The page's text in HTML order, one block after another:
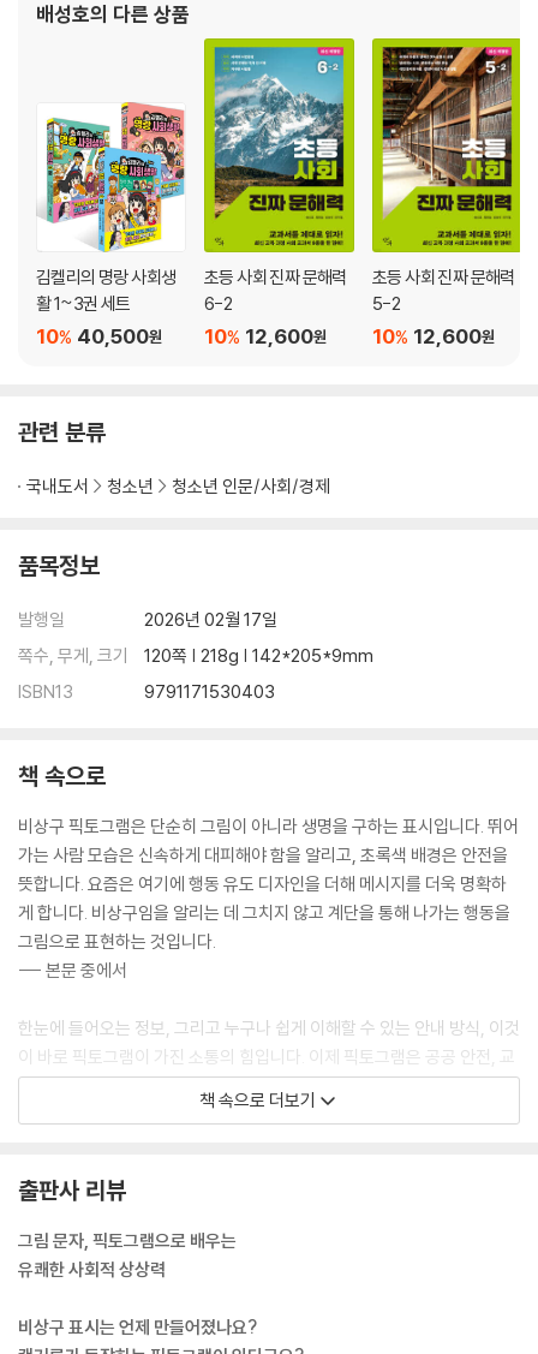
5. 고양이가 그려진 표지판은 무슨 뜻인가요?
6. 생산자를 보호하는 착한 무역이 있다고요?
7. 지구의 미래를 위해 필요한 행동은 무엇일까요?
8. 국제기구 상징에는 왜 올리브 나뭇가지가 등장하나요?
9. 플라스틱 표기 마크는 무얼 의미하나요?
4장. 픽토그램과 함께 새로운 세상 꿈꾸기
1. 장애인 마크를 바꾼 이유는 무엇인가요?
2. ‘모두를 위한 여행’이란 무엇인가요?
3. ‘모두를 위한 화장실’이란 무엇인가요?
4. 달걀 껍데기에 새겨진 번호는 무슨 뜻인가요?
5. 환경을 지키는 과자 봉투가 있다고요?
래 세대를 위한 인공지능 이
배성호의 다른 상품
김켈리의 명랑 사회생
활 1~3권 세트
40,500원
10%
초등 사회 진짜 문해력
6-2
12,600원
10%
초등 사회 진짜 문해력
5-2
12,600원
10%
관련 분류
국내도서 청소년 청소년 인문/사회/경제
품목정보
발행일
2026년 02월 17일
쪽수, 무게, 크기
120쪽 | 218g | 142*205*9mm
ISBN13
9791171530403
책 속으로
비상구 픽토그램은 단순히 그림이 아니라 생명을 구하는 표시입니다. 뛰어
가는 사람 모습은 신속하게 대피해야 함을 알리고, 초록색 배경은 안전을
뜻합니다. 요즘은 여기에 행동 유도 디자인을 더해 메시지를 더욱 명확하
게 합니다. 비상구임을 알리는 데 그치지 않고 계단을 통해 나가는 행동을
그림으로 표현하는 것입니다.
--- 본문 중에서
한눈에 들어오는 정보, 그리고 누구나 쉽게 이해할 수 있는 안내 방식, 이것
이 바로 픽토그램이 가진 소통의 힘입니다. 이제 픽토그램은 공공 안전, 교
통, 스포츠 분야를 넘어 일상 속 환경 실천의 언어로 자리를 잡아 가고 있습
니다. 또한 생활 곳곳에서 정보 접근성, 환경 교육, 공공 디자인 측면에서
우리 사회의 주요 일원으로 함께하지만 보호받지 못하는 이주 노동자들이
많아지면서 언어 장벽 없이 안전 예방을 할 수 있는 픽토그램의 역할이 중
위험이 더욱 큽니다. 이에 이주 노동자들도 직관적으로 안전을 살필 수 있
는 픽토그램이 나왔습니다.
책 속으로 더보기
출판사 리뷰
그림 문자, 픽토그램으로 배우는
유쾌한 사회적 상상력
비상구 표시는 언제 만들어졌나요?